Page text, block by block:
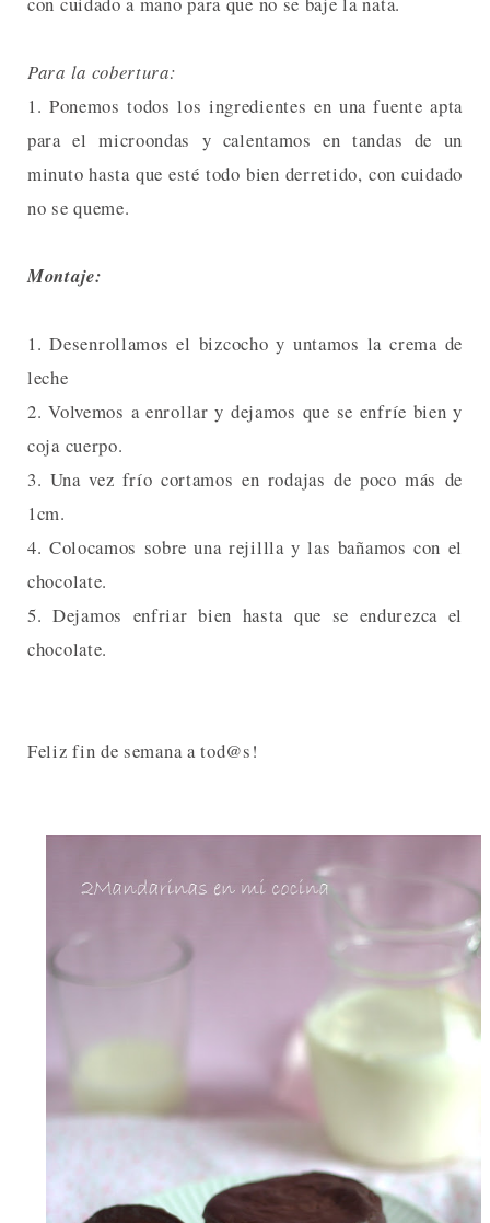
Para la cobertura:
1. Ponemos todos los ingredientes en una fuente apta
para el microondas y calentamos en tandas de un
minuto hasta que esté todo bien derretido, con cuidado
no se queme.
Montaje:
1. Desenrollamos el bizcocho y untamos la crema de
leche
2. Volvemos a enrollar y dejamos que se enfríe bien y
coja cuerpo.
3. Una vez frío cortamos en rodajas de poco más de
1cm.
4. Colocamos sobre una rejillla y las bañamos con el
chocolate.
5. Dejamos enfriar bien hasta que se endurezca el
chocolate.
Feliz fin de semana a tod@s!